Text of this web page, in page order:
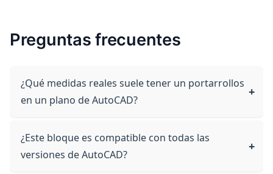
Preguntas frecuentes
¿Qué medidas reales suele tener un portarrollos
en un plano de AutoCAD?
¿Este bloque es compatible con todas las
versiones de AutoCAD?